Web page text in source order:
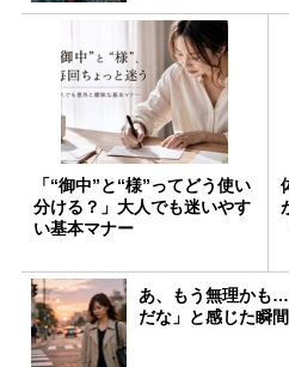
「“御中”と“様”ってどう使い
分ける？」大人でも迷いやす
い基本マナー
あ、もう無理かも
だな」と感じた瞬間